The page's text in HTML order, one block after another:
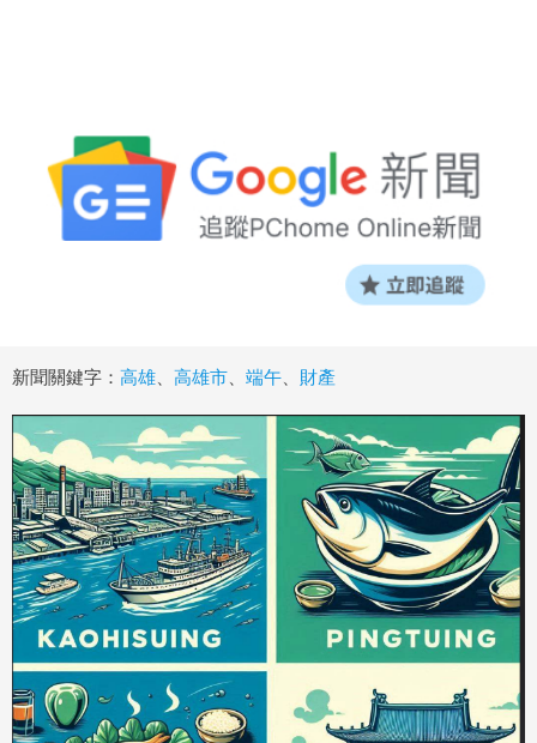
新聞關鍵字： 高雄 高雄市 端午 財產